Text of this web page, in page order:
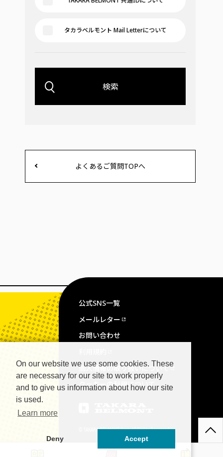
タカラベルモント Mail Letterについて
検索
よくあるご質問TOPへ
公式SNS一覧
メールレター
お問い合わせ
個人情報の取り扱いについて
クッキーの利用について
© TAKARA BELMONT Corp. All Rights Reserved.
On our website we use some cookies. These
are necessary for our site to work properly
and to give us information about how our site
is used.
Learn more
Deny Accept